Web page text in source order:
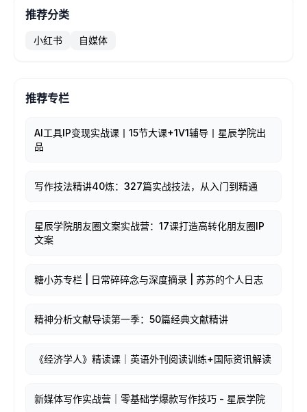
推荐分类
小红书 自媒体
推荐专栏
AI工具IP变现实战课丨15节大课+1V1辅导丨星辰学院出
品
写作技法精讲40炼：327篇实战技法，从入门到精通
星辰学院朋友圈文案实战营：17课打造高转化朋友圈IP
文案
糖小苏专栏 | 日常碎碎念与深度摘录 | 苏苏的个人日志
精神分析文献导读第一季：50篇经典文献精讲
《经济学人》精读课｜英语外刊阅读训练+国际资讯解读
新媒体写作实战营｜零基础学爆款写作技巧 - 星辰学院